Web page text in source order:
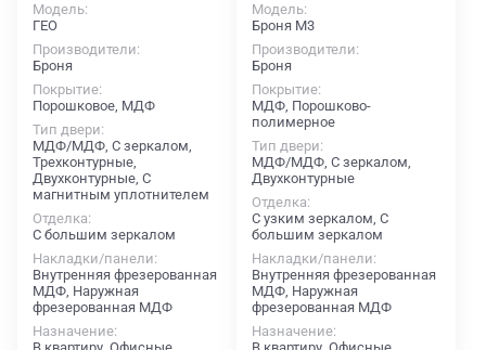
Модель
ГЕО
Производители
Броня
Покрытие
Порошковое, МДФ
Тип двери
МДФ/МДФ, С зеркалом,
Трехконтурные,
Двухконтурные, С
магнитным уплотнителем
Отделка
С большим зеркалом
Накладки/панели
Внутренняя фрезерованная
МДФ, Наружная
фрезерованная МДФ
Назначение
Модель
Броня М3
Производители
Броня
Покрытие
МДФ, Порошково-
полимерное
Тип двери
МДФ/МДФ, С зеркалом,
Двухконтурные
Отделка
С узким зеркалом, С
большим зеркалом
Накладки/панели
Внутренняя фрезерованная
МДФ, Наружная
фрезерованная МДФ
Назначение